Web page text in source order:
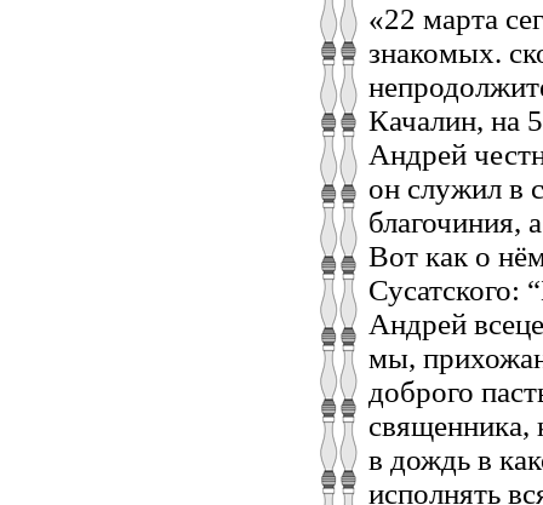
«22 марта
знакомых.
Качалин, на
Андрей
он служил в
благочиния,
Вот как о
Сусатского:
Андрей
мы,
доброго
священника,
в дождь в
исполнять